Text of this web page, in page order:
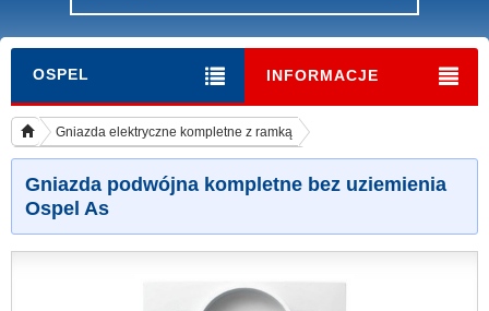
OSPEL INFORMACJE
Gniazda elektryczne kompletne z ramką
Gniazda podwójna kompletne bez uziemienia
Gniazda podwójna kompletne bez uziemienia
Ospel As